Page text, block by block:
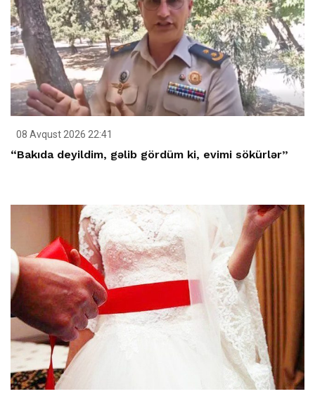
08 Avqust 2026 22:41
“Bakıda deyildim, gəlib gördüm ki, evimi sökürlər”